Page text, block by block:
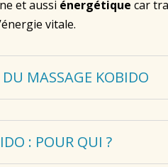
et aussi énergétique car
vitale.
MASSAGE KOBIDO
: POUR QUI ?